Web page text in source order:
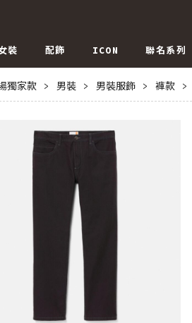
裝 配飾 ICON 聯名系列
獨家款 > 男裝 > 男裝服飾 > 褲款 >